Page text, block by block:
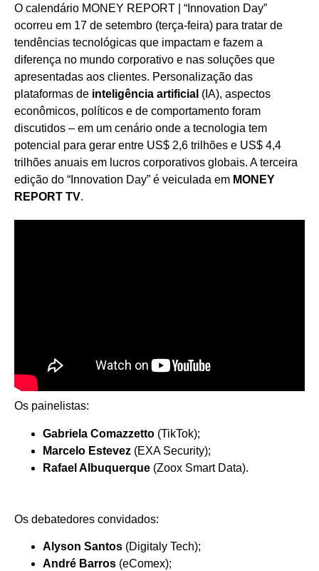
O calendário MONEY REPORT | “Innovation Day”
ocorreu em 17 de setembro (terça-feira) para tratar de
tendências tecnológicas que impactam e fazem a
diferença no mundo corporativo e nas soluções que
apresentadas aos clientes. Personalização das
plataformas de inteligência artificial (IA), aspectos
econômicos, políticos e de comportamento foram
discutidos – em um cenário onde a tecnologia tem
potencial para gerar entre US$ 2,6 trilhões e US$ 4,4
trilhões anuais em lucros corporativos globais. A terceira
edição do “Innovation Day” é veiculada em MONEY
REPORT TV.
Os painelistas:
Gabriela Comazzetto (TikTok);
Marcelo Estevez (EXA Security);
Rafael Albuquerque (Zoox Smart Data).
Os debatedores convidados:
Alyson Santos (Digitaly Tech);
André Barros (eComex);